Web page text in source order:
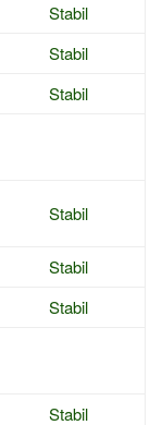
Stabil
Stabil
Stabil
Stabil
Stabil
Stabil
Stabil